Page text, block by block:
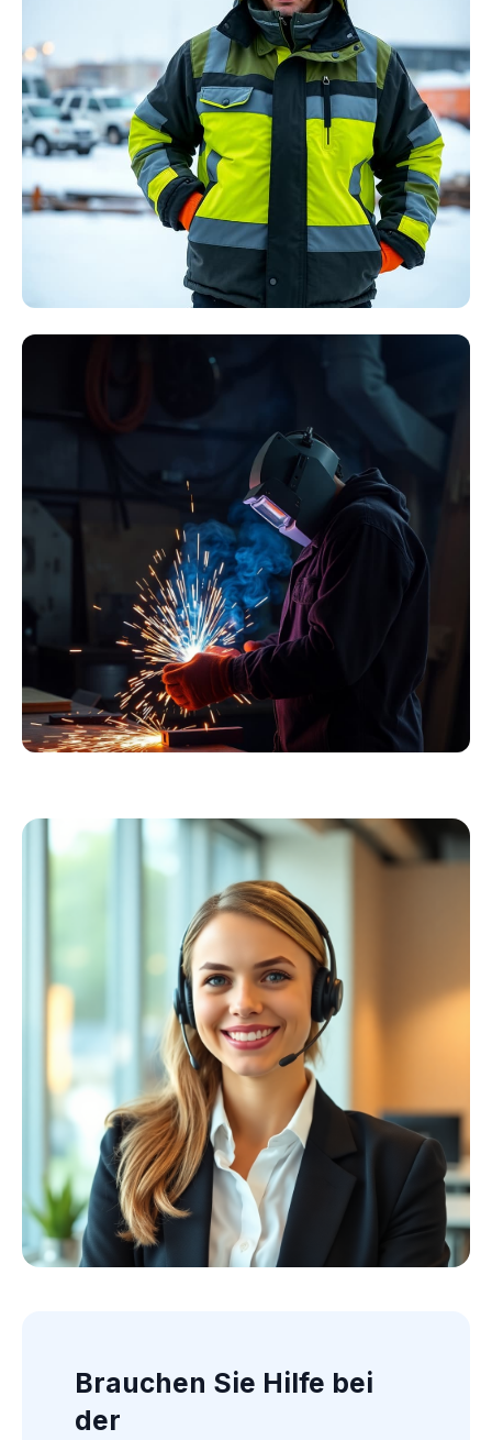
Winter Arbeitskleidung
Essentials
Schweißer
Profiausrüstung
Kollektion ansehen
Brauchen Sie Hilfe bei
der